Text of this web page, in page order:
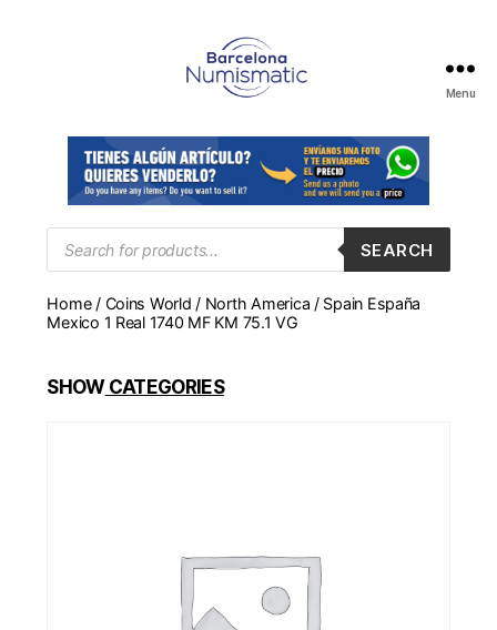
en
Barcelona
para
comprar
y
monedas,
medallas
Menu
Products
search
SEARCH
Home/ Coins World / North America / Spain España
Mexico 1 Real 1740 MF KM 75.1 VG
SHOWCATEGORIES